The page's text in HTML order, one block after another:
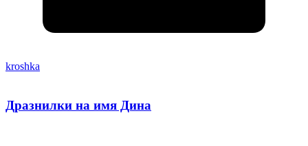
kroshka
Дразнилки на имя Дина